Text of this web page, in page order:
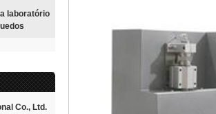
laboratório
Co., Ltd.